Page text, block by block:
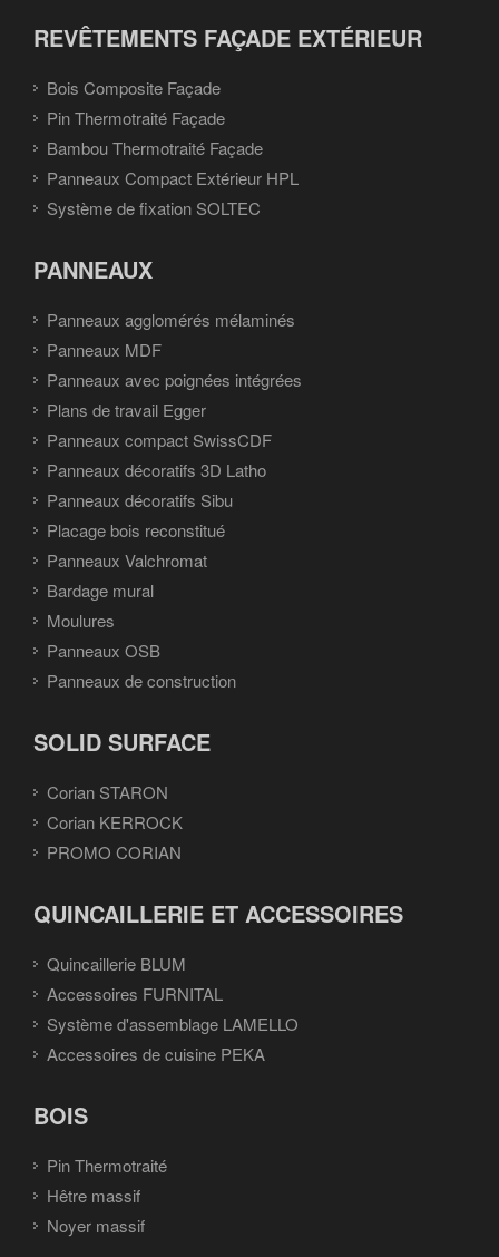
REVÊTEMENTS FAÇADE EXTÉRIEUR
Bois Composite Façade
Pin Thermotraité Façade
Bambou Thermotraité Façade
Panneaux Compact Extérieur HPL
Système de fixation SOLTEC
PANNEAUX
Panneaux agglomérés mélaminés
Panneaux MDF
Panneaux avec poignées intégrées
Plans de travail Egger
Panneaux compact SwissCDF
Panneaux décoratifs 3D Latho
Panneaux décoratifs Sibu
Placage bois reconstitué
Panneaux Valchromat
Bardage mural
Moulures
Panneaux OSB
Panneaux de construction
SOLID SURFACE
Corian STARON
Corian KERROCK
PROMO CORIAN
QUINCAILLERIE ET ACCESSOIRES
Quincaillerie BLUM
Accessoires FURNITAL
Système d'assemblage LAMELLO
Accessoires de cuisine PEKA
BOIS
Pin Thermotraité
Hêtre massif
Noyer massif